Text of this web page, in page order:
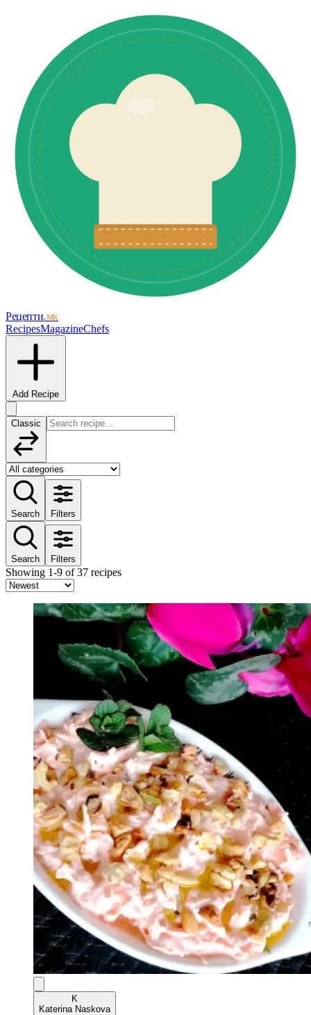
Рецепти.мк
RecipesMagazineChefs
Add Recipe
Classic
Search Filters
Search Filters
Showing 1-9 of 37 recipes
K
Katerina Naskova